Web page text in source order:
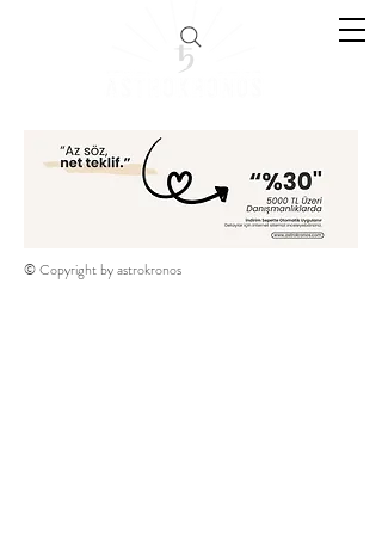
© Copyright by astrokronos